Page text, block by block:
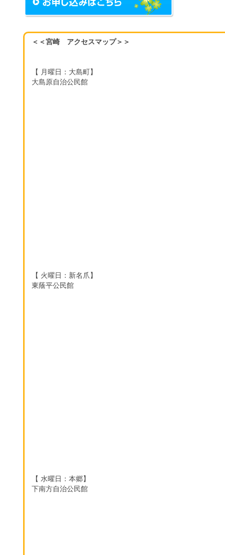
＜＜宮崎 アクセスマップ＞＞
【 月曜日：大島町】
大島原自治公民館
【 火曜日：新名爪】
東蔭平公民館
【 水曜日：本郷】
下南方自治公民館